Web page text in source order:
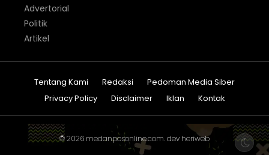
Advertorial
Politik
Artikel
Tentang Kami Redaksi
Pedoman Media Siber
Privacy Policy
Disclaimer Iklan Kontak
© 2026 medanposonline.com. dev heriweb